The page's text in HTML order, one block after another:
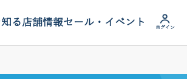
る店舗情報セール・イベント ログイン